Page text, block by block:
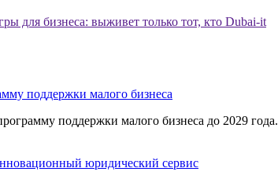
для бизнеса: выживет только тот, кто Dubai-it
поддержки малого бизнеса
поддержки малого бизнеса до 2029 года.
юридический сервис